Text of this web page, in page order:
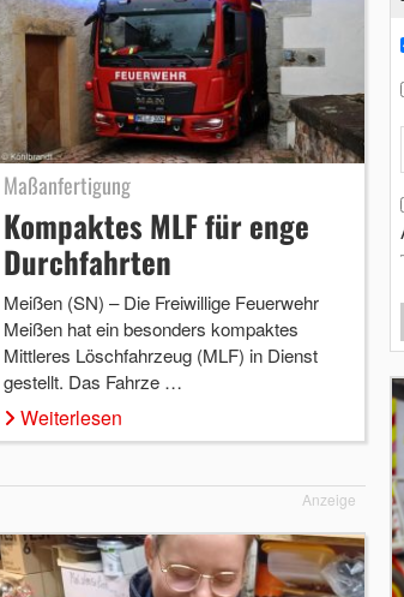
Maßanfertigung
Kompaktes MLF für enge
Durchfahrten
Meißen (SN) – Die Freiwillige Feuerwehr
Meißen hat ein besonders kompaktes
Mittleres Löschfahrzeug (MLF) in Dienst
gestellt. Das Fahrze …
Weiterlesen
Anzeige